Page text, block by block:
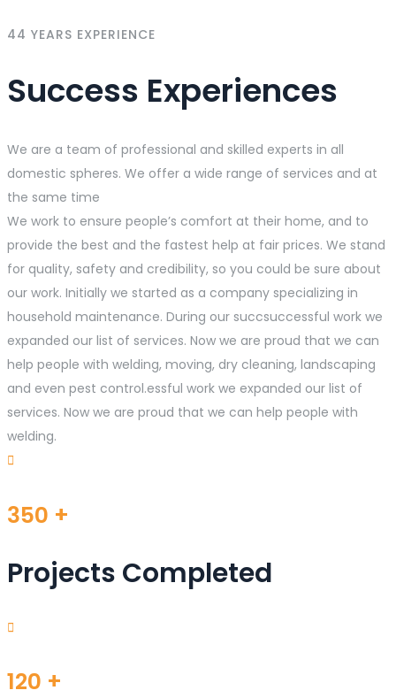
44 YEARS EXPERIENCE
Success Experiences
We are a team of professional and skilled experts in all
domestic spheres. We offer a wide range of services and at
the same time
We work to ensure people’s comfort at their home, and to
provide the best and the fastest help at fair prices. We stand
for quality, safety and credibility, so you could be sure about
our work. Initially we started as a company specializing in
household maintenance. During our succsuccessful work we
expanded our list of services. Now we are proud that we can
help people with welding, moving, dry cleaning, landscaping
and even pest control.essful work we expanded our list of
services. Now we are proud that we can help people with
welding.
350 +
Projects Completed
120 +